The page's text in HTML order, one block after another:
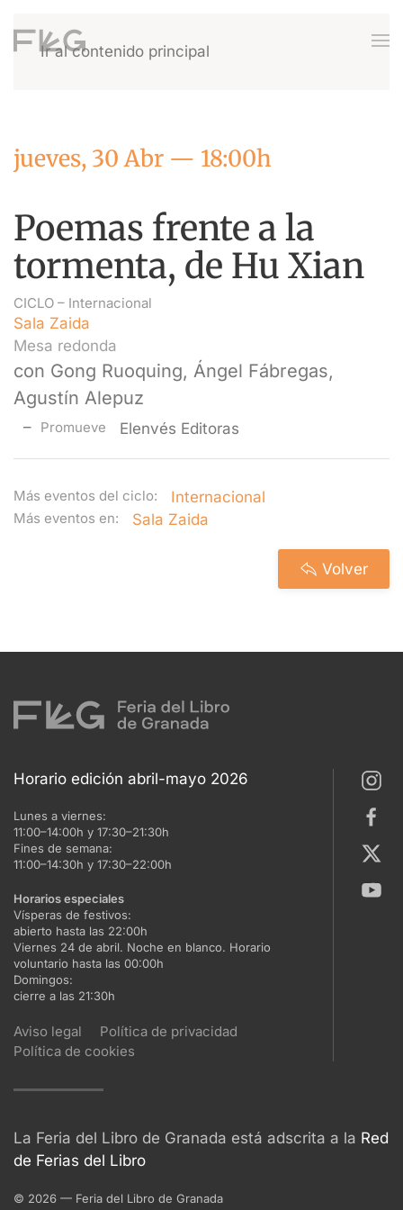
Ir al contenido principal
jueves, 30 Abr — 18:00h
Poemas frente a la
tormenta, de Hu Xian
CICLO – Internacional
Sala Zaida
Mesa redonda
con Gong Ruoquing, Ángel Fábregas,
Agustín Alepuz
Promueve Elenvés Editoras
Más eventos del ciclo: Internacional
Más eventos en: Sala Zaida
Volver
Horario edición abril-mayo 2026
Lunes a viernes:
11:00–14:00h y 17:30–21:30h
Fines de semana:
11:00–14:30h y 17:30–22:00h
Horarios especiales
Vísperas de festivos:
abierto hasta las 22:00h
Viernes 24 de abril. Noche en blanco. Horario
voluntario hasta las 00:00h
Domingos:
cierre a las 21:30h
Aviso legal
Política de privacidad
Política de cookies
La Feria del Libro de Granada está adscrita a la Red
de Ferias del Libro
© 2026 — Feria del Libro de Granada